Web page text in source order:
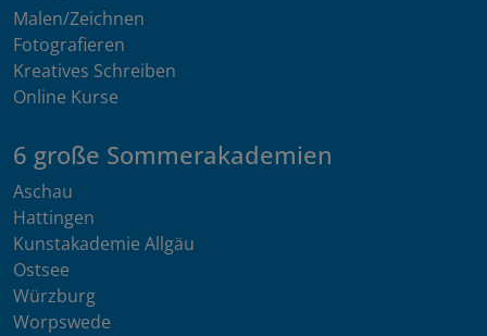
Malen/Zeichnen
Fotografieren
Kreatives Schreiben
Online Kurse
6 große Sommerakademien
Aschau
Hattingen
Kunstakademie Allgäu
Ostsee
Würzburg
Worpswede